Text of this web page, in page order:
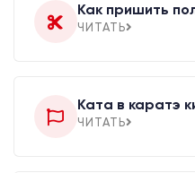
Как пришить
ЧИТАТЬ
Ката в каратэ
ЧИТАТЬ